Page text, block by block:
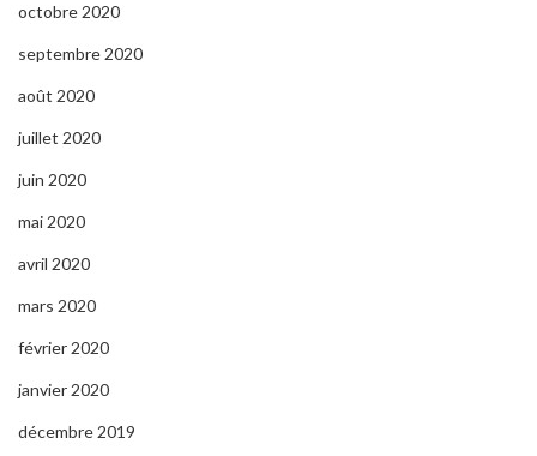
octobre 2020
septembre 2020
août 2020
juillet 2020
juin 2020
mai 2020
avril 2020
mars 2020
février 2020
janvier 2020
décembre 2019